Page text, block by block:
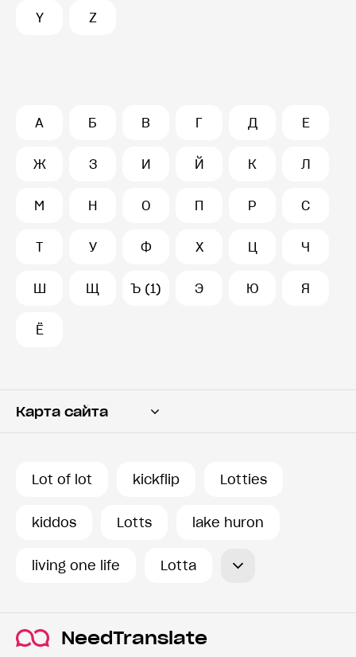
Y Z
А Б В Г Д Е
Ж З И Й К Л
М Н О П Р С
Т У Ф Х Ц Ч
Ш Щ Ъ (1) Э Ю Я
Ё
Карта сайта
Lot of lot kickflip Lotties
kiddos Lotts lake huron
living one life Lotta
NeedTranslate